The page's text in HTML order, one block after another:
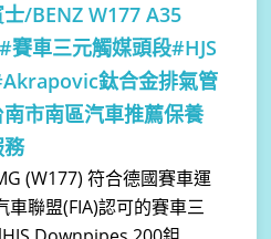
/BENZ W177 A35
車三元觸媒頭段#HJS
鈦合金排氣管
市南區汽車推薦保養
(W177) 符合德國賽車運
車聯盟(FIA)認可的賽車三